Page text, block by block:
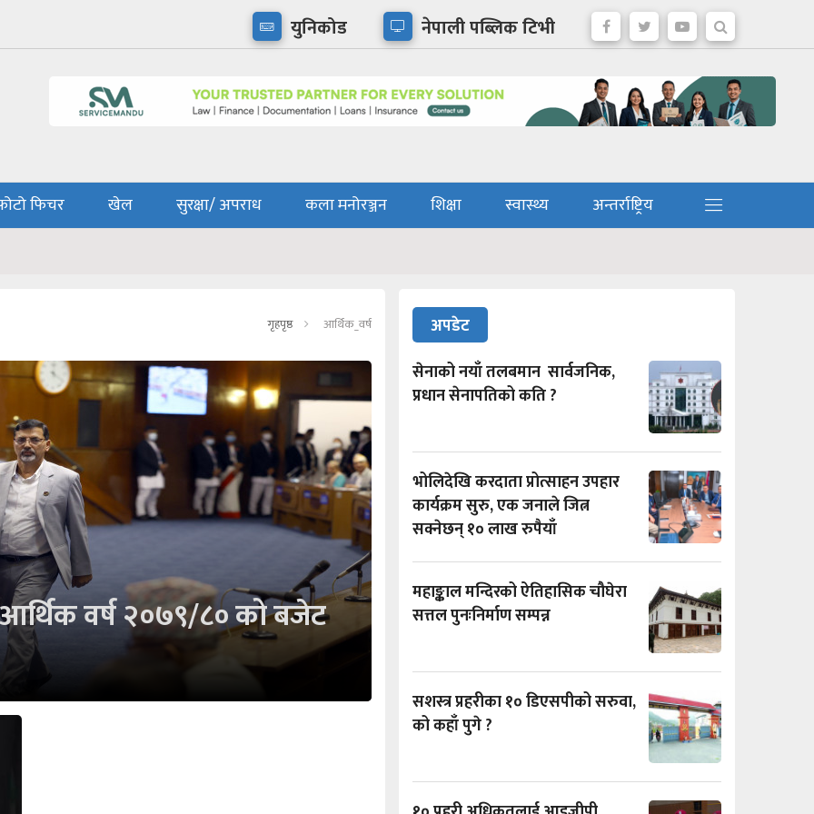
युनिकोड नेपाली पब्लिक टिभी
फिचर खेल सुरक्षा/ अपराध कला मनोरञ्जन शिक्षा स्वास्थ्य
अन्तर्राष्ट्रिय
गृहपृष्ठ आर्थिक_वर्ष
वर्ष २०७९/८० को बजेट
अपडेट
सेनाको नयाँ तलबमान सार्वजनिक,
प्रधान सेनापतिको कति ?
भोलिदेखि करदाता प्रोत्साहन उपहार
कार्यक्रम सुरु, एक जनाले जित्न
सक्नेछन् १० लाख रुपैयाँ
महाङ्काल मन्दिरको ऐतिहासिक चौघेरा
सत्तल पुनःनिर्माण सम्पन्न
सशस्त्र प्रहरीका १० डिएसपीको सरुवा,
को कहाँ पुगे ?